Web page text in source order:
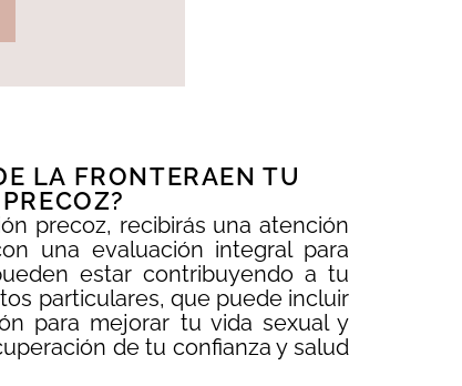
LA FRONTERAEN TU
precoz, recibirás una atención
una evaluación integral para
estar contribuyendo a tu
particulares, que puede incluir
para mejorar tu vida sexual y
de tu confianza y salud